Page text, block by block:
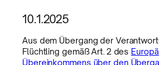
10.1.2025
Aus dem Übergang der
Flüchtling gemäß Art. 2 des
Übereinkommens über den